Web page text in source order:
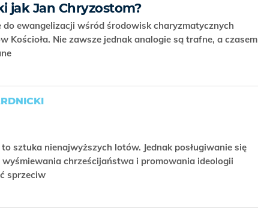
jak Jan Chryzostom?
do ewangelizacji wśród środowisk charyzmatycznych
Kościoła. Nie zawsze jednak analogie są trafne, a czasem
sztuka nienajwyższych lotów. Jednak posługiwanie się
chrześcijaństwa i promowania ideologii
sprzeciw